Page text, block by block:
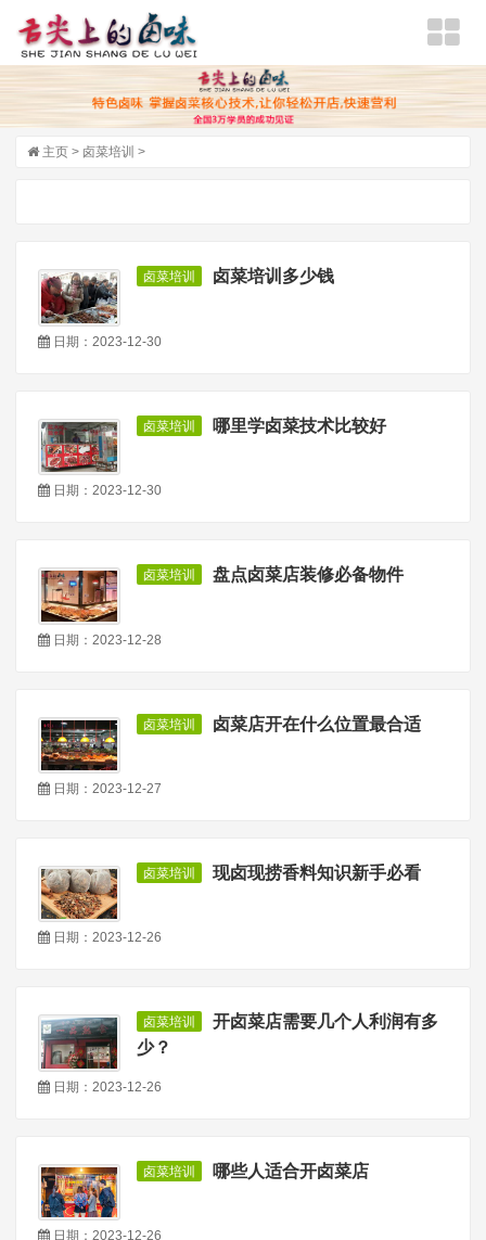
主页 > 卤菜培训 >
卤菜培训 卤菜培训多少钱
日期：2023-12-30
卤菜培训 哪里学卤菜技术比较好
日期：2023-12-30
卤菜培训 盘点卤菜店装修必备物件
日期：2023-12-28
卤菜培训 卤菜店开在什么位置最合适
日期：2023-12-27
卤菜培训 现卤现捞香料知识新手必看
日期：2023-12-26
卤菜培训
开卤菜店需要几个人利润有多
少？
日期：2023-12-26
卤菜培训 哪些人适合开卤菜店
日期：2023-12-26